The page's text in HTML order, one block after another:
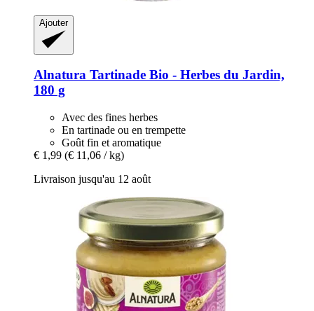
Ajouter
Alnatura Tartinade Bio -​ Herbes du Jardin,
180 g
Avec des fines herbes
En tartinade ou en trempette
Goût fin et aromatique
€ 1,99 (€ 11,06 / kg)
Livraison jusqu'au 12 août